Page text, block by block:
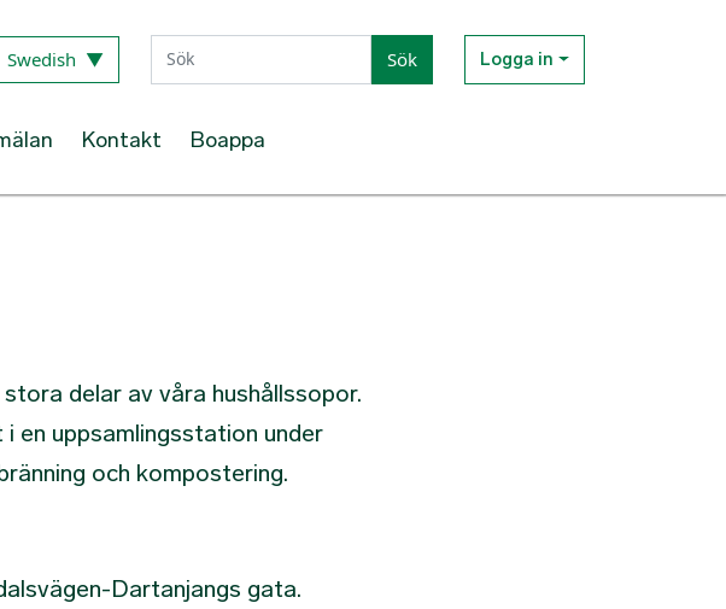
Swedish ▼ Sök Logga in
Kontakt Boappa
delar av våra hushållssopor.
en uppsamlingsstation under
och kompostering.
Dartanjangs gata.